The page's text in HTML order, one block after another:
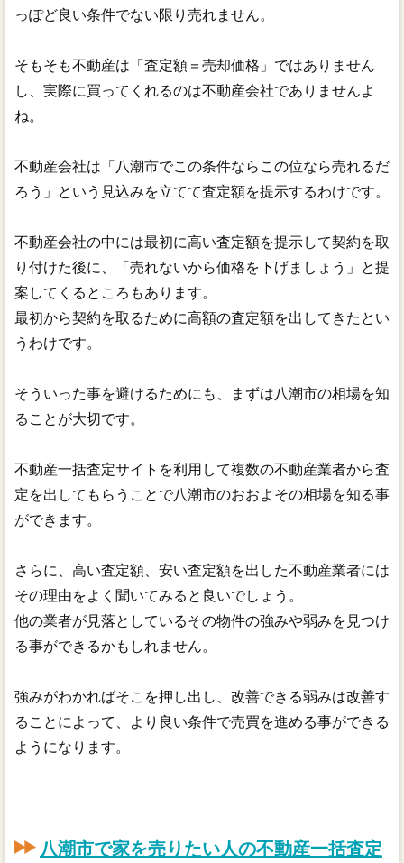
っぽど良い条件でない限り売れません。
そもそも不動産は「査定額＝売却価格」ではありません
し、実際に買ってくれるのは不動産会社でありませんよ
ね。
不動産会社は「八潮市でこの条件ならこの位なら売れるだ
ろう」という見込みを立てて査定額を提示するわけです。
不動産会社の中には最初に高い査定額を提示して契約を取
り付けた後に、「売れないから価格を下げましょう」と提
案してくるところもあります。
最初から契約を取るために高額の査定額を出してきたとい
うわけです。
そういった事を避けるためにも、まずは八潮市の相場を知
ることが大切です。
不動産一括査定サイトを利用して複数の不動産業者から査
定を出してもらうことで八潮市のおおよその相場を知る事
ができます。
さらに、高い査定額、安い査定額を出した不動産業者には
その理由をよく聞いてみると良いでしょう。
他の業者が見落としているその物件の強みや弱みを見つけ
る事ができるかもしれません。
強みがわかればそこを押し出し、改善できる弱みは改善す
ることによって、より良い条件で売買を進める事ができる
ようになります。
八潮市で家を売りたい人の不動産一括査定